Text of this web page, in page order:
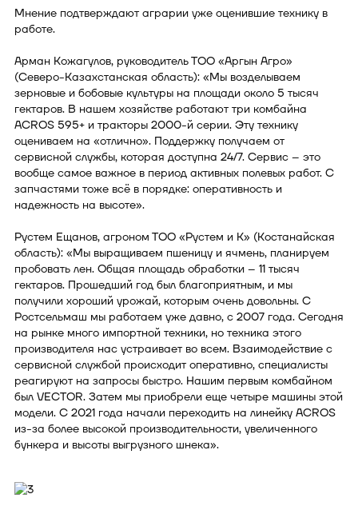
Мнение подтверждают аграрии уже оценившие технику в
работе.
Арман Кожагулов, руководитель ТОО «Аргын Агро»
(Северо-Казахстанская область): «Мы возделываем
зерновые и бобовые культуры на площади около 5 тысяч
гектаров. В нашем хозяйстве работают три комбайна
ACROS 595+ и тракторы 2000-й серии. Эту технику
оцениваем на «отлично». Поддержку получаем от
сервисной службы, которая доступна 24/7. Сервис – это
вообще самое важное в период активных полевых работ. С
запчастями тоже всё в порядке: оперативность и
надежность на высоте».
Рустем Ещанов, агроном ТОО «Рустем и К» (Костанайская
область): «Мы выращиваем пшеницу и ячмень, планируем
пробовать лен. Общая площадь обработки – 11 тысяч
гектаров. Прошедший год был благоприятным, и мы
получили хороший урожай, которым очень довольны. С
Ростсельмаш мы работаем уже давно, с 2007 года. Сегодня
на рынке много импортной техники, но техника этого
производителя нас устраивает во всем. Взаимодействие с
сервисной службой происходит оперативно, специалисты
реагируют на запросы быстро. Нашим первым комбайном
был VECTOR. Затем мы приобрели еще четыре машины этой
модели. С 2021 года начали переходить на линейку ACROS
из-за более высокой производительности, увеличенного
бункера и высоты выгрузного шнека».